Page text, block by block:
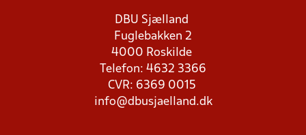
DBU Sjælland
Fuglebakken 2
4000 Roskilde
Telefon: 4632 3366
CVR: 6369 0015
info@dbusjaelland.dk